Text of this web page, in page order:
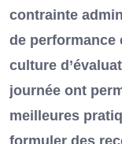
contrainte
de performance
culture
journée ont
meilleures
formuler des